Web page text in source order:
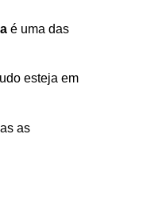
é uma das
esteja em
as